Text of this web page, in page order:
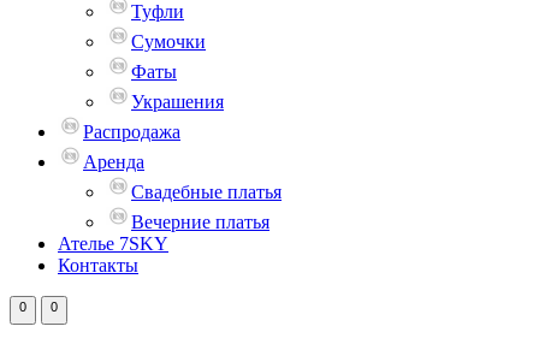
Туфли
Сумочки
Фаты
Украшения
Распродажа
Аренда
Свадебные платья
Вечерние платья
Ателье 7SKY
Контакты
0 0